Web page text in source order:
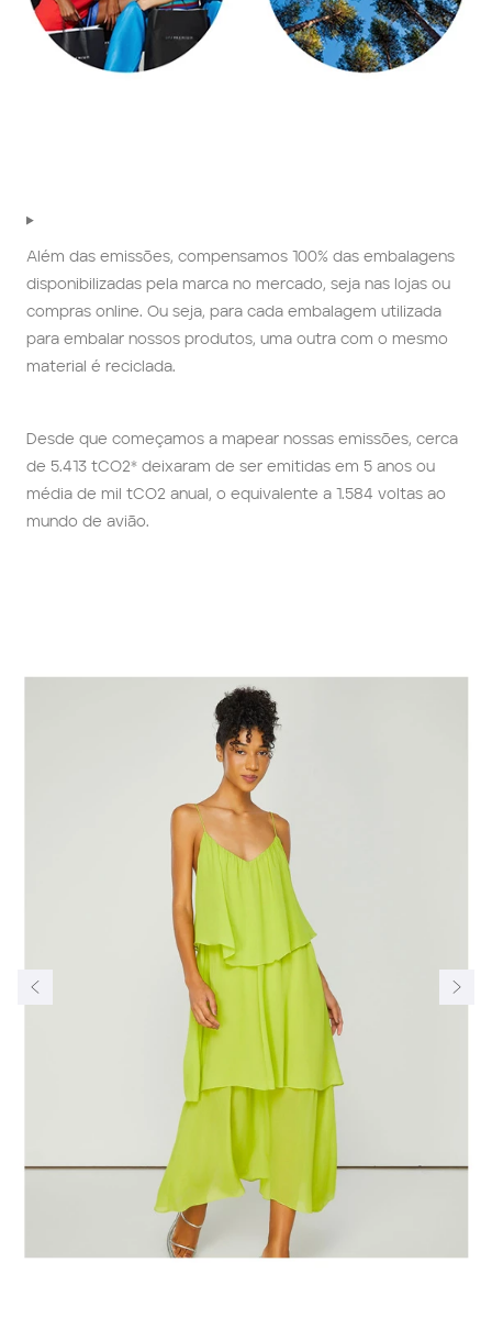
Além das emissões, compensamos 100% das embalagens
disponibilizadas pela marca no mercado, seja nas lojas ou
compras online. Ou seja, para cada embalagem utilizada
para embalar nossos produtos, uma outra com o mesmo
material é reciclada.
Desde que começamos a mapear nossas emissões, cerca
de 5.413 tCO2* deixaram de ser emitidas em 5 anos ou
média de mil tCO2 anual, o equivalente a 1.584 voltas ao
mundo de avião.